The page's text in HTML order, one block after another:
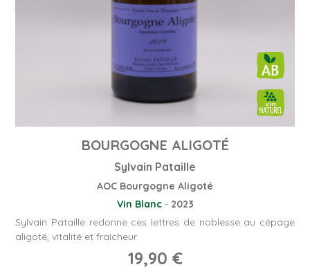
BOURGOGNE ALIGOTÉ
Sylvain Pataille
AOC Bourgogne Aligoté
Vin Blanc- 2023
Sylvain Pataille redonne ces lettres de noblesse au cépage
aligoté, vitalité et fraîcheur
19,90 €